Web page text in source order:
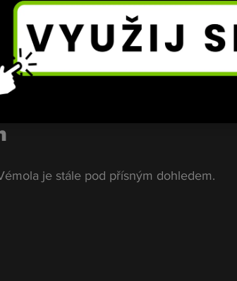
informací zatím žádnou z
umožňuje. Bez důvěry by podobné
je stále pod přísným dohledem.